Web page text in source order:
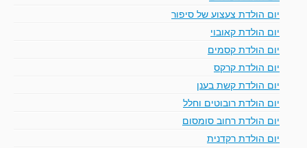
יום הולדת צעצוע של סיפור
יום הולדת קאובוי
יום הולדת קסמים
יום הולדת קרקס
יום הולדת קשת בענן
יום הולדת רובוטים וחלל
יום הולדת רחוב סומסום
יום הולדת רקדנית